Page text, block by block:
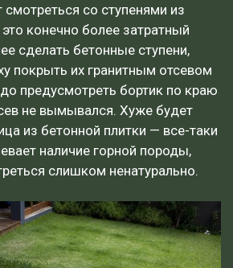
со ступенями из
конечно более затратный
сделать бетонные ступени,
покрыть их гранитным отсевом
предусмотреть бортик по краю
не вымывался. Хуже будет
из бетонной плитки — все-таки
наличие горной породы,
слишком ненатурально.